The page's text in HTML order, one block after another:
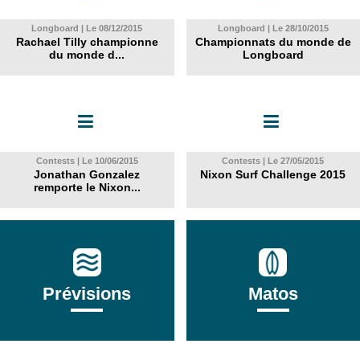
Longboard | Le 08/12/2015
Rachael Tilly championne
du monde d...
Longboard | Le 28/10/2015
Championnats du monde de
Longboard
Contests | Le 10/06/2015
Jonathan Gonzalez
remporte le Nixon...
Contests | Le 27/05/2015
Nixon Surf Challenge 2015
Prévisions Matos